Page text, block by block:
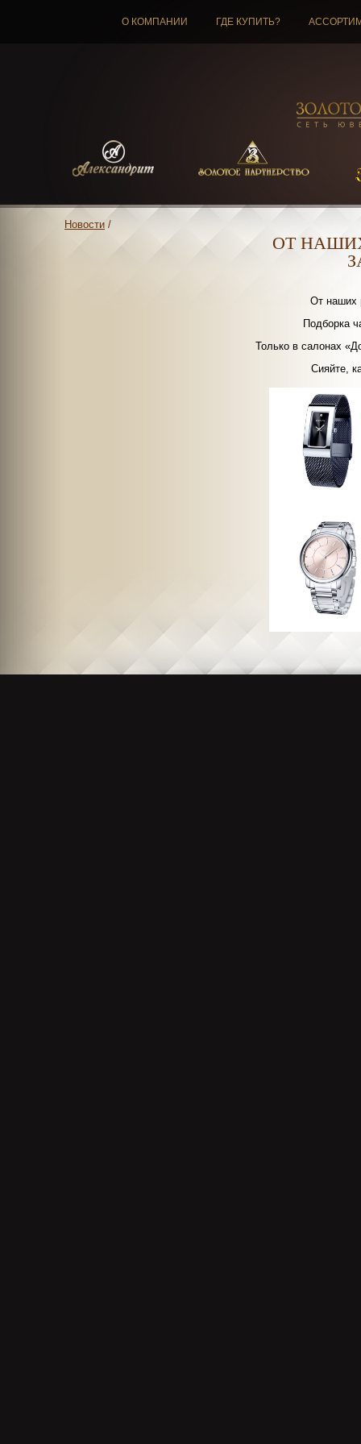
О КОМПАНИИ ГДЕ КУПИТЬ?
Новости /
ОТ
От наших
Подборка
Только в салонах
Сияйте,